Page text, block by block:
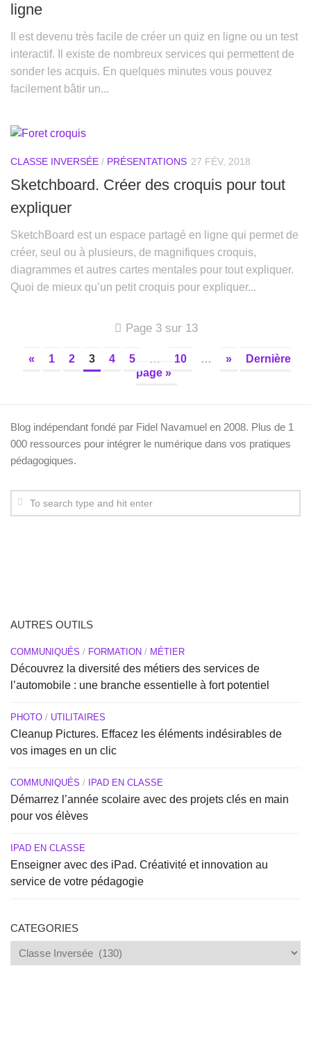
ligne
Il est devenu très facile de créer un quiz en ligne ou un test
interactif. Il existe de nombreux services qui permettent de
sonder les acquis. En quelques minutes vous pouvez
facilement bâtir un...
CLASSE INVERSÉE / PRÉSENTATIONS 27 FÉV, 2018
Sketchboard. Créer des croquis pour tout
expliquer
SketchBoard est un espace partagé en ligne qui permet de
créer, seul ou à plusieurs, de magnifiques croquis,
diagrammes et autres cartes mentales pour tout expliquer.
Quoi de mieux qu’un petit croquis pour expliquer...
Page 3 sur 13
« 1 2 3 4 5 10 … »
Dernière
page »
Blog indépendant fondé par Fidel Navamuel en 2008. Plus de 1
000 ressources pour intégrer le numérique dans vos pratiques
pédagogiques.
AUTRES OUTILS
COMMUNIQUÉS / FORMATION / MÉTIER
Découvrez la diversité des métiers des services de
l’automobile : une branche essentielle à fort potentiel
PHOTO / UTILITAIRES
Cleanup Pictures. Effacez les éléments indésirables de
vos images en un clic
COMMUNIQUÉS / IPAD EN CLASSE
Démarrez l’année scolaire avec des projets clés en main
pour vos élèves
IPAD EN CLASSE
Enseigner avec des iPad. Créativité et innovation au
service de votre pédagogie
CATEGORIES
Categories